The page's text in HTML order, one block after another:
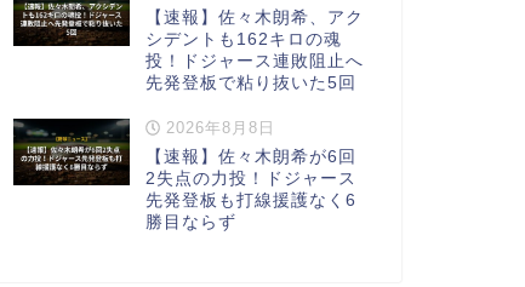
【速報】佐々木朗希、アク
シデントも162キロの魂
投！ドジャース連敗阻止へ
先発登板で粘り抜いた5回
2026年8月8日
【速報】佐々木朗希が6回
2失点の力投！ドジャース
先発登板も打線援護なく6
勝目ならず